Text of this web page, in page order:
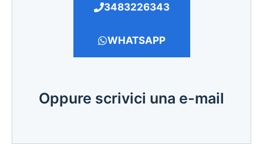
3483226343
WHATSAPP
Oppure scrivici una e-mail